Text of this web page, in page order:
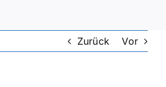
Zurück Vor